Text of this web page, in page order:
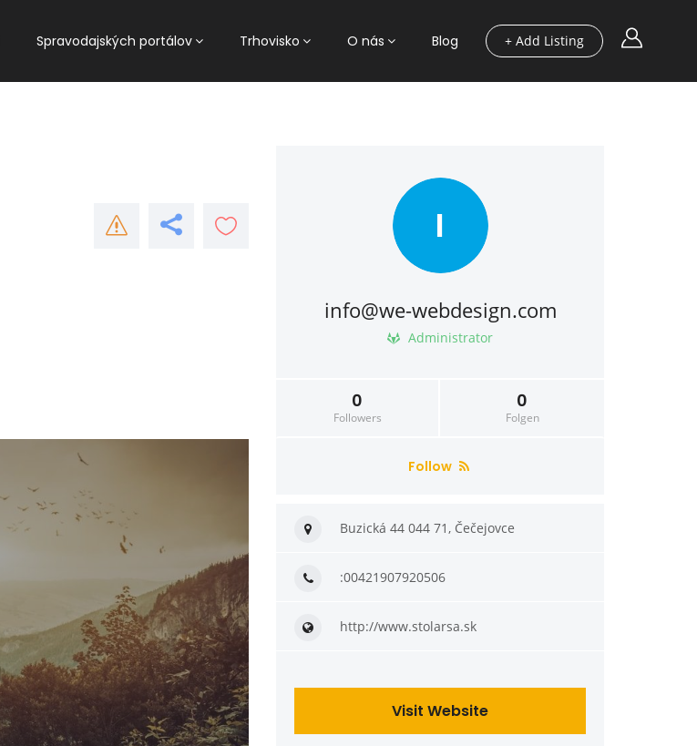
+ Add Listing
Spravodajských portálov Trhovisko O nás Blog
I
info@we-webdesign.com
Administrator
0
Followers
0
Folgen
Follow
Buzická 44 044 71, Čečejovce
:00421907920506
http://www.stolarsa.sk
Visit Website